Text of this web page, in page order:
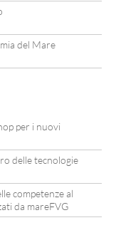
del Mare
per i nuovi
delle tecnologie
competenze al
da mareFVG